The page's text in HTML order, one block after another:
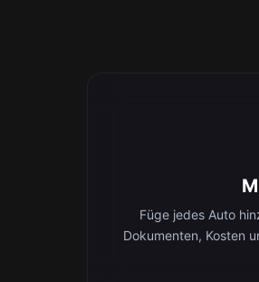
Füge jedes Auto
Dokumenten, Kosten